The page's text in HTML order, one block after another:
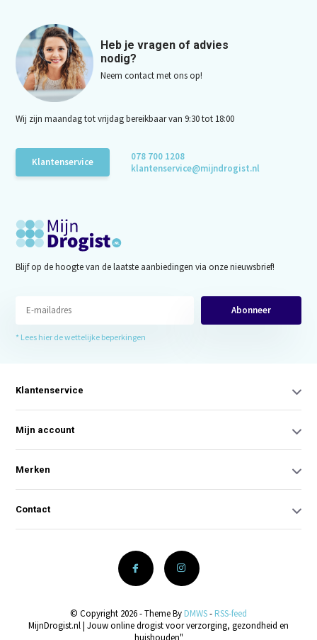
Heb je vragen of advies
nodig?
Neem contact met ons op!
Wij zijn maandag tot vrijdag bereikbaar van 9:30 tot 18:00
Klantenservice
078 700 1208
klantenservice@mijndrogist.nl
Blijf op de hoogte van de laatste aanbiedingen via onze nieuwsbrief!
Abonneer
* Lees hier de wettelijke beperkingen
Klantenservice
Mijn account
Merken
Contact
© Copyright 2026 - Theme By DMWS- RSS-feed
MijnDrogist.nl | Jouw online drogist voor verzorging, gezondheid en
huishouden"